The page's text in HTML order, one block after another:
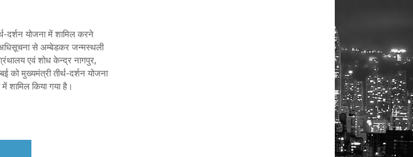
दर्शन योजना में शामिल करने
अधिसूचना से अम्बेडकर जन्मस्थली
एवं शोध केन्द्र नागपुर,
को मुख्यमंत्री तीर्थ-दर्शन योजना
शामिल किया गया है।